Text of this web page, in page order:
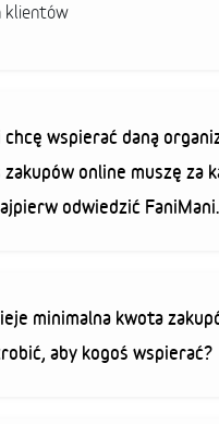
klientów
chcę wspierać daną
zakupów online muszę za
odwiedzić
minimalna kwota
aby kogoś wspierać?